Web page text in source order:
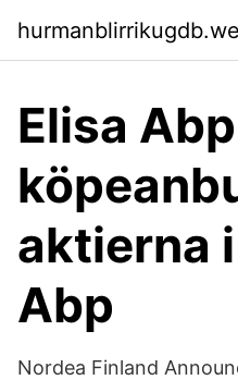
Elisa
aktierna
Abp
Nordea Finland